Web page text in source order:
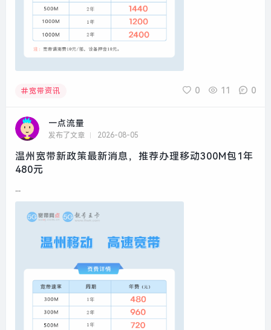
宽带资讯 0 11 0
一点流量
发布了文章 2026-08-05
温州宽带新政策最新消息，推荐办理移动300M包1年
480元
...